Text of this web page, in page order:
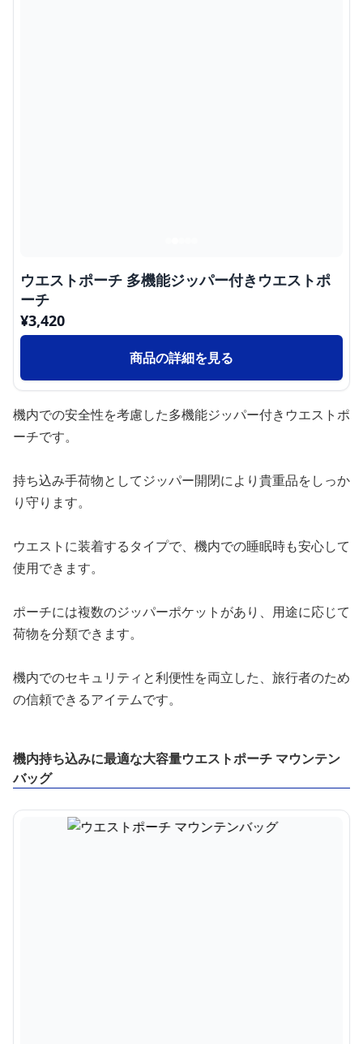
ウエストポーチ 多機能ジッパー付きウエストポ
ーチ
¥3,420
商品の詳細を見る
機内での安全性を考慮した多機能ジッパー付きウエストポ
ーチです。
持ち込み手荷物としてジッパー開閉により貴重品をしっか
り守ります。
ウエストに装着するタイプで、機内での睡眠時も安心して
使用できます。
ポーチには複数のジッパーポケットがあり、用途に応じて
荷物を分類できます。
機内でのセキュリティと利便性を両立した、旅行者のため
の信頼できるアイテムです。
機内持ち込みに最適な大容量ウエストポーチ マウンテン
バッグ